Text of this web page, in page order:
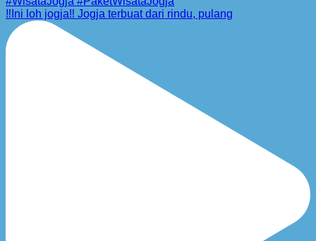
‼️Ini loh jogja‼️ Jogja terbuat dari rindu, pulang